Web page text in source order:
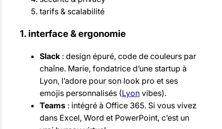
tarifs & scalabilité
1. interface & ergonomie
Slack : design épuré, code de couleurs par
chaîne. Marie, fondatrice d’une startup à
Lyon, l’adore pour son look pro et ses
emojis personnalisés (Lyon vibes).
Teams : intégré à Office 365. Si vous vivez
dans Excel, Word et PowerPoint, c’est un